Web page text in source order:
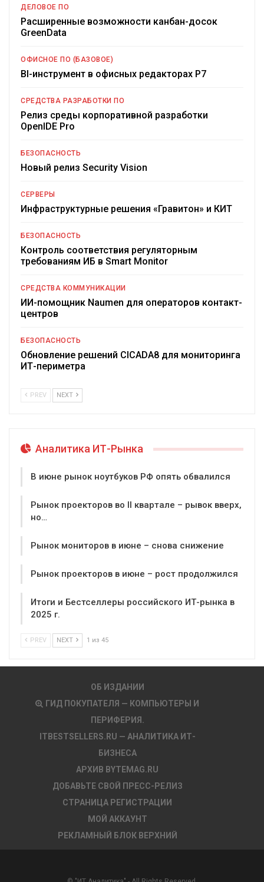
ДЕЛОВОЕ ПО
Расширенные возможности канбан-досок
GreenData
ОФИСНОЕ ПО (БАЗОВОЕ)
BI-инструмент в офисных редакторах Р7
СРЕДСТВА РАЗРАБОТКИ ПО
Релиз среды корпоративной разработки
OpenIDE Pro
БЕЗОПАСНОСТЬ
Новый релиз Security Vision
СЕРВЕРЫ
Инфраструктурные решения «Гравитон» и КИТ
БЕЗОПАСНОСТЬ
Контроль соответствия регуляторным
требованиям ИБ в Smart Monitor
СРЕДСТВА КОММУНИКАЦИИ
ИИ-помощник Naumen для операторов контакт-
центров
БЕЗОПАСНОСТЬ
Обновление решений CICADA8 для мониторинга
ИТ-периметра
PREV NEXT
Аналитика ИТ-Рынка
В июне рынок ноутбуков РФ опять обвалился
Рынок проекторов во II квартале – рывок вверх,
но…
Рынок мониторов в июне – снова снижение
Рынок проекторов в июне – рост продолжился
Итоги и Бестселлеры российского ИТ-рынка в
2025 г.
PREV NEXT 1 из 45
ОБ ИЗДАНИИ
ГИД ПОКУПАТЕЛЯ — КОМПЬЮТЕРЫ И
ПЕРИФЕРИЯ.
ITBESTSELLERS.RU — АНАЛИТИКА ИТ-
БИЗНЕСА
АРХИВ BYTEMAG.RU
ДОБАВЬТЕ СВОЙ ПРЕСС-РЕЛИЗ
СТРАНИЦА РЕГИСТРАЦИИ
МОЙ АККАУНТ
РЕКЛАМНЫЙ БЛОК ВЕРХНИЙ